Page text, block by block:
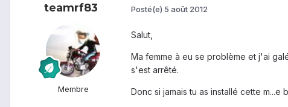
teamrf83
Membre
Posté(e) 5 août 2012
Salut,
Ma femme à eu se problème et j'ai
s'est arrêté.
Donc si jamais tu as installé cette